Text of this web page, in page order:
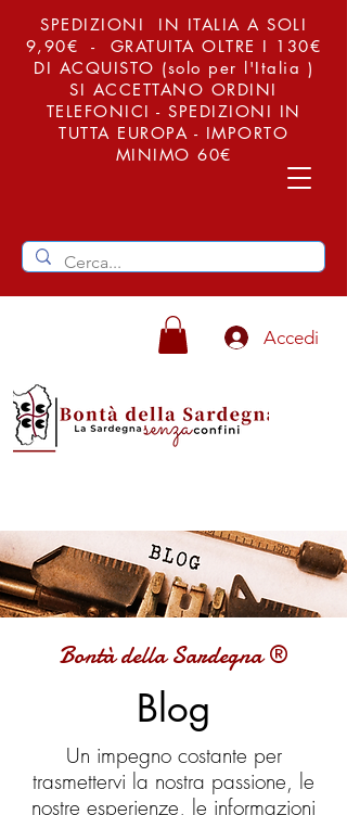
SPEDIZIONI IN ITALIA A SOLI
9,90€ - GRATUITA OLTRE I 130€
DI ACQUISTO (solo per l'Italia )
SI ACCETTANO ORDINI
TELEFONICI - SPEDIZIONI IN
TUTTA EUROPA - IMPORTO
MINIMO 60€
Accedi
Bontà della Sardegna ®
Blog
Un impegno costante per
trasmettervi la nostra passione, le
nostre esperienze, le informazioni